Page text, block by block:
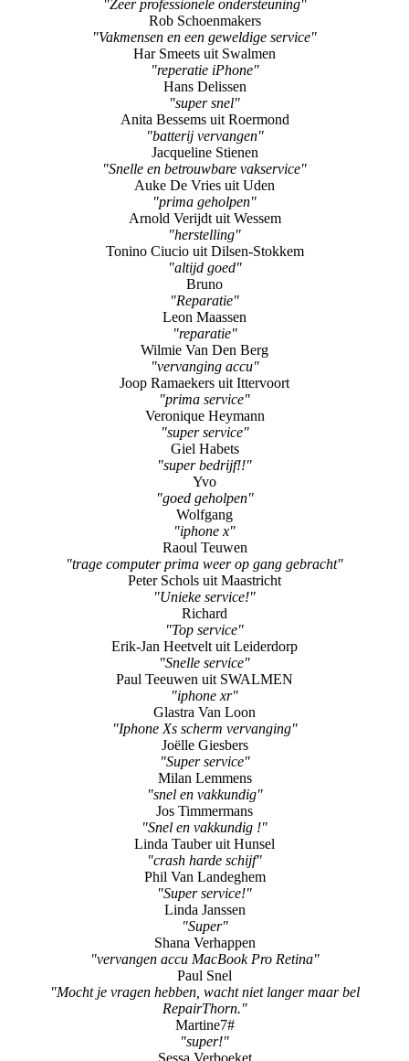
"Zeer professionele ondersteuning"
Rob Schoenmakers
"Vakmensen en een geweldige service"
Har Smeets uit Swalmen
"reperatie iPhone"
Hans Delissen
"super snel"
Anita Bessems uit Roermond
"batterij vervangen"
Jacqueline Stienen
"Snelle en betrouwbare vakservice"
Auke De Vries uit Uden
"prima geholpen"
Arnold Verijdt uit Wessem
"herstelling"
Tonino Ciucio uit Dilsen-Stokkem
"altijd goed"
Bruno
"Reparatie"
Leon Maassen
"reparatie"
Wilmie Van Den Berg
"vervanging accu"
Joop Ramaekers uit Ittervoort
"prima service"
Veronique Heymann
"super service"
Giel Habets
"super bedrijf!!"
Yvo
"goed geholpen"
Wolfgang
"iphone x"
Raoul Teuwen
"trage computer prima weer op gang gebracht"
Peter Schols uit Maastricht
"Unieke service!"
Richard
"Top service"
Erik-Jan Heetvelt uit Leiderdorp
"Snelle service"
Paul Teeuwen uit SWALMEN
"iphone xr"
Glastra Van Loon
"Iphone Xs scherm vervanging"
Joëlle Giesbers
"Super service"
Milan Lemmens
"snel en vakkundig"
Jos Timmermans
"Snel en vakkundig !"
Linda Tauber uit Hunsel
"crash harde schijf"
Phil Van Landeghem
"Super service!"
Linda Janssen
"Super"
Shana Verhappen
"vervangen accu MacBook Pro Retina"
Paul Snel
"Mocht je vragen hebben, wacht niet langer maar bel
RepairThorn."
Martine7#
"super!"